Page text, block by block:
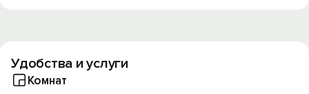
Удобства для вашего комфорта:
Удобства и услуги
Комнат